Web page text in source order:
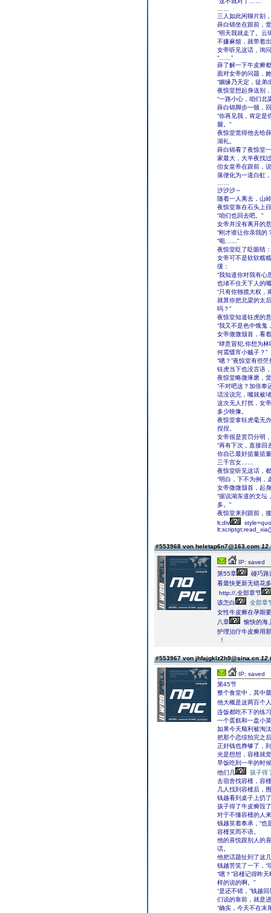
三人如此闲聊片刻
薛白锦坐在跟前，
“明天我就走了。云
不嫌麻烦，就带着
女帝听见这话，询
“……”
薛了解一下牛皮癣
面对女帝的问题，
“姻缘乃天定，徒弟
夜惊堂想起身送别
“一路小心，咱们北
薛白锦脚步一顿，
“你再见我，肯定是
腿。”
夜惊堂觉得他去给
湖礼。
薛白锦看了夜惊堂
家最大，大半夜找
但女皇帝在跟前，
落便化为一道白虹
沙沙沙～
随着一人离去，山
夜惊堂靠在石头上
“咱们也回去吧。”
女帝并没有离开的
“刚才谁让你亲我的
“呃……”
夜惊堂眨了眨眼睛
女帝可不是软软糯
缓：
“我知道你对我有心
也堵不住天下人的
“只有你独揽大权，
就算你把北梁的太
吗？”
夜惊堂知道钰虎的
“我又不是色中饿鬼
女帝微微颔首，看
“肆意冒犯,你想为
何震慑宵小贼子？”
“嗯？”夜惊堂有些茫
钰虎当下也没言语
夜惊堂略微琢磨，
“不对吧这？加倍
话没说完，嘴就被
这次无人打扰，女
多少映像。
夜惊堂拿钰虎毫无
捏捏。
女帝很是赏罚分明
“再有下次，直接回
你自己最好掂量掂
三千宫女……
夜惊堂听见这话，
“明白，下不为例，
女帝微微颔首，起
“据说湖东道的文坛
多。”
夜惊堂来到跟前，
lt;div
#553968 von heletap6n7@163.com
IP: saved
第55章
碰巧路
看最快更新无错花
http://,全部章节
该怎白
全部章
女性牛皮癣在孕期
八章
愉快的海
护理治疗牛皮癣用
！
#553967 von jhfajgklz2h9@sina.cn
IP: saved
第45节
整个食堂中，其中
他大概是这两百个
连饭都吃不下的练
一个蛋糕和一盘小
如果今天顺利被淘
把那个恋综拍完之
正好钱也挣够了，
光是想想，容槿就
早饭吃到一半的时
他们几
孩子得
去宿舍找容槿，容
几人找到容槿后，
钱越看到桌子上扔
孩子得了牛皮癣毁
对于不懂容槿的人
钱越笑着奉承，“也
容槿笑而不语。
他的喜悦跟别人的
话。
他把话题扯到了这
钱越苦笑了一下，“
“嗯？”容槿记得昨
样的说的啊。”
“是还不错，”钱越
们说的靠前，就是
“确实，今天不在末